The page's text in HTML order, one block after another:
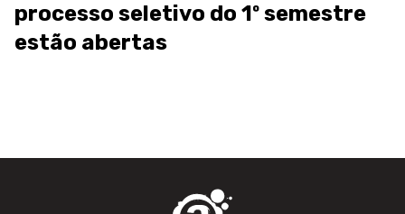
processo seletivo do 1º semestre
estão abertas